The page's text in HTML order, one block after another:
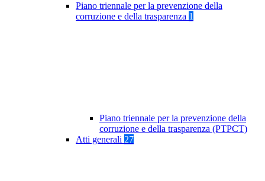
Piano triennale per la prevenzione della
corruzione e della trasparenza 1
Piano triennale per la prevenzione della
corruzione e della trasparenza (PTPCT)
Atti generali 27